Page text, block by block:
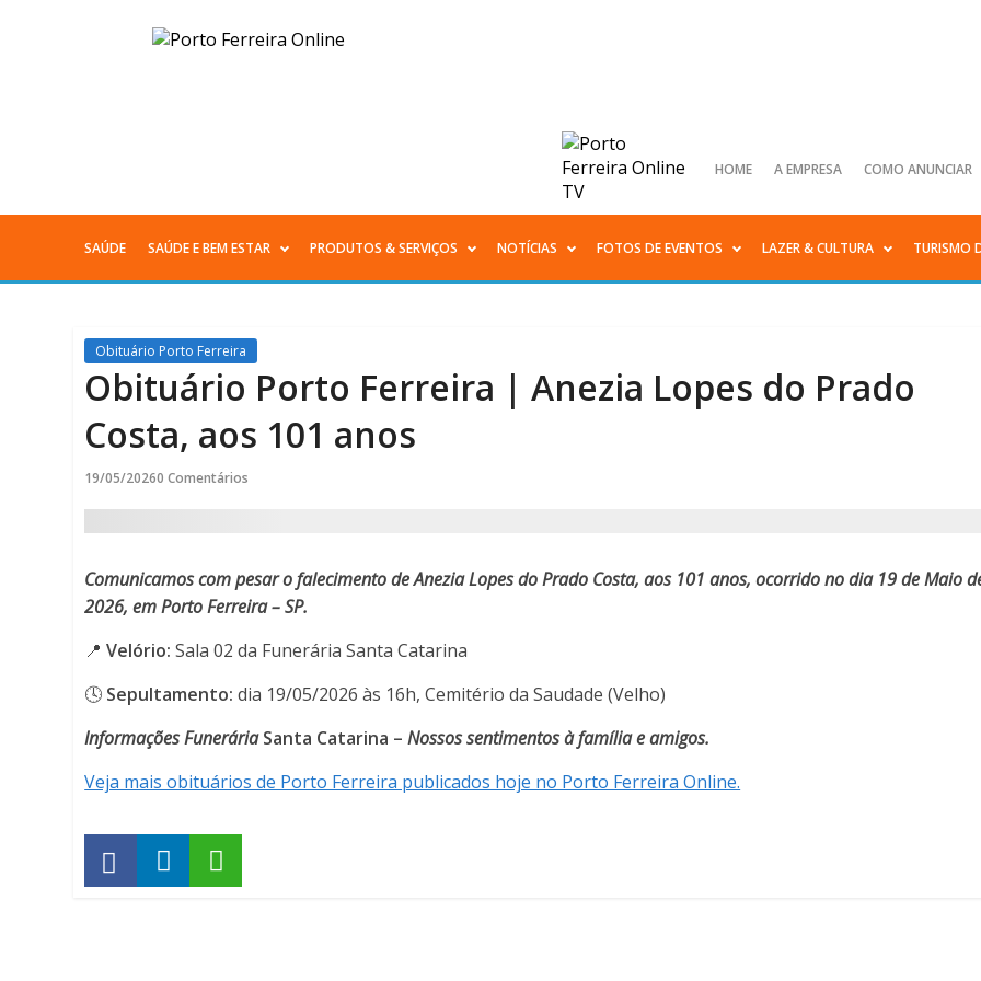
Obituário
Anezia
Lopes
do
Prado
Costa,
aos
101
anos
-
Porto
Ferreira
Online
-
Porto
Ferreira
HOME A EMPRESA COMO ANUNCIAR
Menu
SAÚDE SAÚDE E BEM ESTAR PRODUTOS & SERVIÇOS NOTÍCIAS FOTOS DE EVENTOS LAZER & CULTURA TURISMO
Obituário Porto Ferreira
Obituário Porto Ferreira | Anezia Lopes do Prado
Costa, aos 101 anos
19/05/20260 Comentários
Comunicamos com pesar o falecimento de Anezia Lopes do Prado Costa, aos 101 anos, ocorrido no dia 19 de Maio
2026, em Porto Ferreira – SP.
📍Velório: Sala 02 da Funerária Santa Catarina
🕓 Sepultamento: dia 19/05/2026 às 16h, Cemitério da Saudade (Velho)
Informações FuneráriaSanta Catarina –Nossos sentimentos à família e amigos.
Veja mais obituários de Porto Ferreira publicados hoje no Porto Ferreira Online.